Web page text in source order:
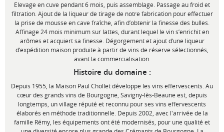
Elevage en cuve pendant 6 mois, puis assemblage. Passage au froid et
filtration. Ajout de la liqueur de tirage de notre fabrication pour effectuer
la prise de mousse en cave fraîche, afin d’obtenir la finesse des bulles.
Affinage 24 mois minimum sur lattes, durant lequel le vin s’enrichit en
arômes et acquiert sa finesse. Dégorgement et ajout d’une liqueur
d’expédition maison produite à partir de vins de réserve sélectionnés,
avant la commercialisation.
Histoire du domaine :
Depuis 1955, la Maison Paul Chollet développe les vins effervescents. Au
cœur des grands vins de Bourgogne, Savigny-lès-Beaune est, depuis
longtemps, un village réputé et reconnu pour ses vins effervescents
élaborés en méthode traditionnelle. Depuis 2002, avec l'arrivée de la
famille Rémy, les équipements ont été modernisés, pour une qualité et